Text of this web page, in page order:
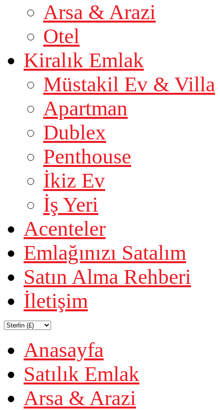
Arsa & Arazi
Otel
Kiralık Emlak
Müstakil Ev & Villa
Apartman
Dublex
Penthouse
İkiz Ev
İş Yeri
Acenteler
Emlağınızı Satalım
Satın Alma Rehberi
İletişim
Anasayfa
Satılık Emlak
Arsa & Arazi